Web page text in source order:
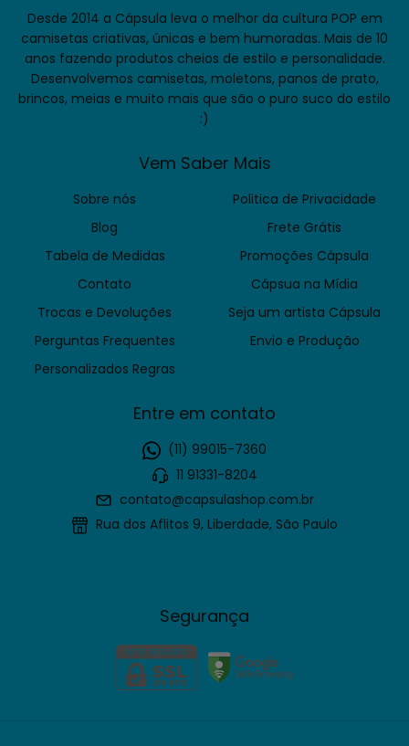
Desde 2014 a Cápsula leva o melhor da cultura POP em
camisetas criativas, únicas e bem humoradas. Mais de 10
anos fazendo produtos cheios de estilo e personalidade.
Desenvolvemos camisetas, moletons, panos de prato,
brincos, meias e muito mais que são o puro suco do estilo
:)
Vem Saber Mais
Sobre nós
Blog
Tabela de Medidas
Contato
Trocas e Devoluções
Perguntas Frequentes
Personalizados Regras
Politica de Privacidade
Frete Grátis
Promoções Cápsula
Cápsua na Mídia
Seja um artista Cápsula
Envio e Produção
Entre em contato
(11) 99015-7360
11 91331-8204
contato@capsulashop.com.br
Rua dos Aflitos 9, Liberdade, São Paulo
Segurança